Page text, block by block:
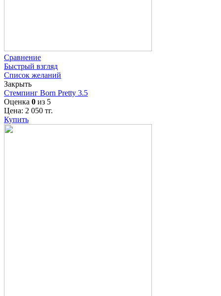
Сравнение
Быстрый взгляд
Список желаний
Закрыть
Стемпинг Born Pretty 3.5
Оценка 0 из 5
Цена: 2 050 тг.
Купить